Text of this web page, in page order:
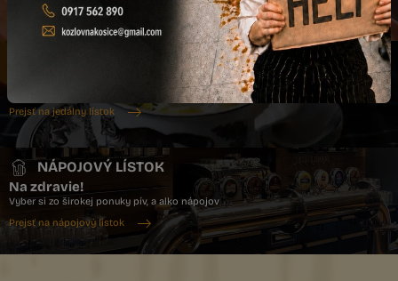
Prejsť na denné menu
Objav našu poctivú kuchyňu, tradičné chute s moderným šmrncom
Prejsť na jedálny lístok
NÁPOJOVÝ LÍSTOK
Na zdravie!
Vyber si zo širokej ponuky pív, a alko nápojov
Prejsť na nápojový lístok